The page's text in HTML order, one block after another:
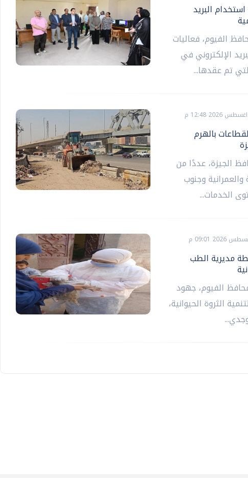
البريد
الفيوم، فعاليات
الإلكتروني في
تم عقدها...
بالهرم
الجيزة، عددًا من
والعمرانية وجنوب
الخدمات...
مديرية الطب
الفيوم، جهود
الثروة الحيوانية،